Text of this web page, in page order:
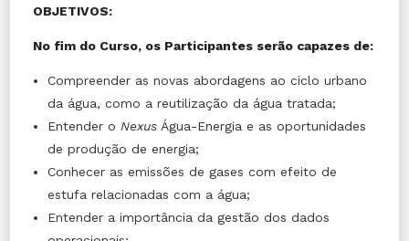
OBJETIVOS:
No fim do Curso, os Participantes serão capazes de:
Compreender as novas abordagens ao ciclo urbano
da água, como a reutilização da água tratada;
Entender oNexus Água-Energia e as oportunidades
de produção de energia;
Conhecer as emissões de gases com efeito de
estufa relacionadas com a água;
Entender a importância da gestão dos dados